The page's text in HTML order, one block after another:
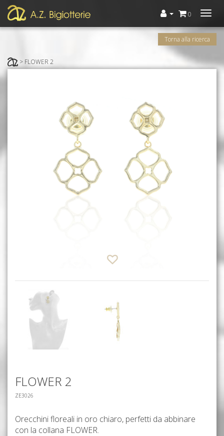
Menù
0
> FLOWER 2
Torna alla ricerca
FLOWER 2
ZE3026
Orecchini floreali in oro chiaro, perfetti da abbinare
con la collana FLOWER.